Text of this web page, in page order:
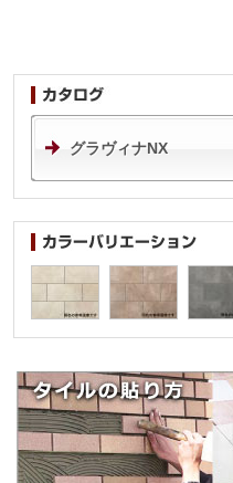
グラヴィナNX